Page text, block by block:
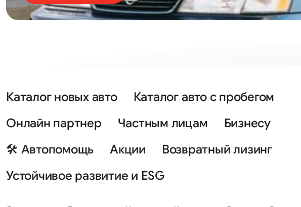
Каталог новых авто
Каталог авто с пробегом
Онлайн партнер
Частным лицам
Бизнесу
🛠 Автопомощь
Акции
Возвратный лизинг
Устойчивое развитие и ESG